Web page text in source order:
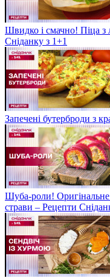
Швидко і смачно! Піца з
Сніданку з 1+1
Запечені бутерброди з
Шуба-роли! Оригінальне
страви – Рецепти